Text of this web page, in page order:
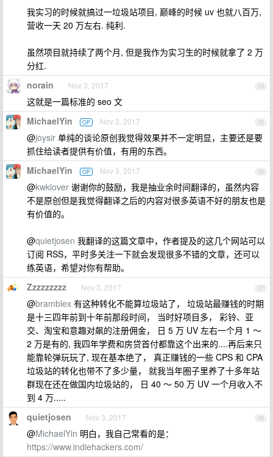
我实习的时候就搞过一垃圾站项目, 巅峰的时候 uv 也就八百万,
营收一天 20 万左右. 纯利.
虽然项目就持续了两个月, 但是我作为实习生的时候就拿了 2 万
分红.
24
norain Nov 3, 2017
这就是一篇标准的 seo 文
25
MichaelYin OP Nov 3, 2017
@joysir 单纯的谈论原创我觉得效果并不一定明显，主要还是要
抓住给读者提供有价值，有用的东西。
26
MichaelYin OP Nov 3, 2017
@kwklover 谢谢你的鼓励，我是抽业余时间翻译的，虽然内容
不是原创但是我觉得翻译之后的内容对很多英语不好的朋友也是
有价值的。
@quietjosen 我翻译的这篇文章中，作者提及的这几个网站可以
订阅 RSS，平时多关注一下就会发现很多不错的文章，还可以
练英语，希望对你有帮助。
27
Zzzzzzzzz Nov 3, 2017
@bramblex 有这种转化不能算垃圾站了， 垃圾站最赚钱的时期
是十三四年前到十年前那段时间， 当时好项目多， 彩铃、亚
交、淘宝和意趣对飙的注册佣金， 日 5 万 UV 左右一个月 1 ～
2 万是有的, 我四年学费和房贷首付都靠这个出来的....再后来只
能靠轮弹玩玩了, 现在基本绝了， 真正赚钱的一些 CPS 和 CPA
垃圾站的转化也带不了多少量， 就我当年圈子里养了十多年站
群现在还在做国内垃圾站的， 日 40 ～ 50 万 UV 一个月收入不
到 4 万.....
28
quietjosen Nov 3, 2017
@MichaelYin 明白，我自己常看的是：
https://www.indiehackers.com/